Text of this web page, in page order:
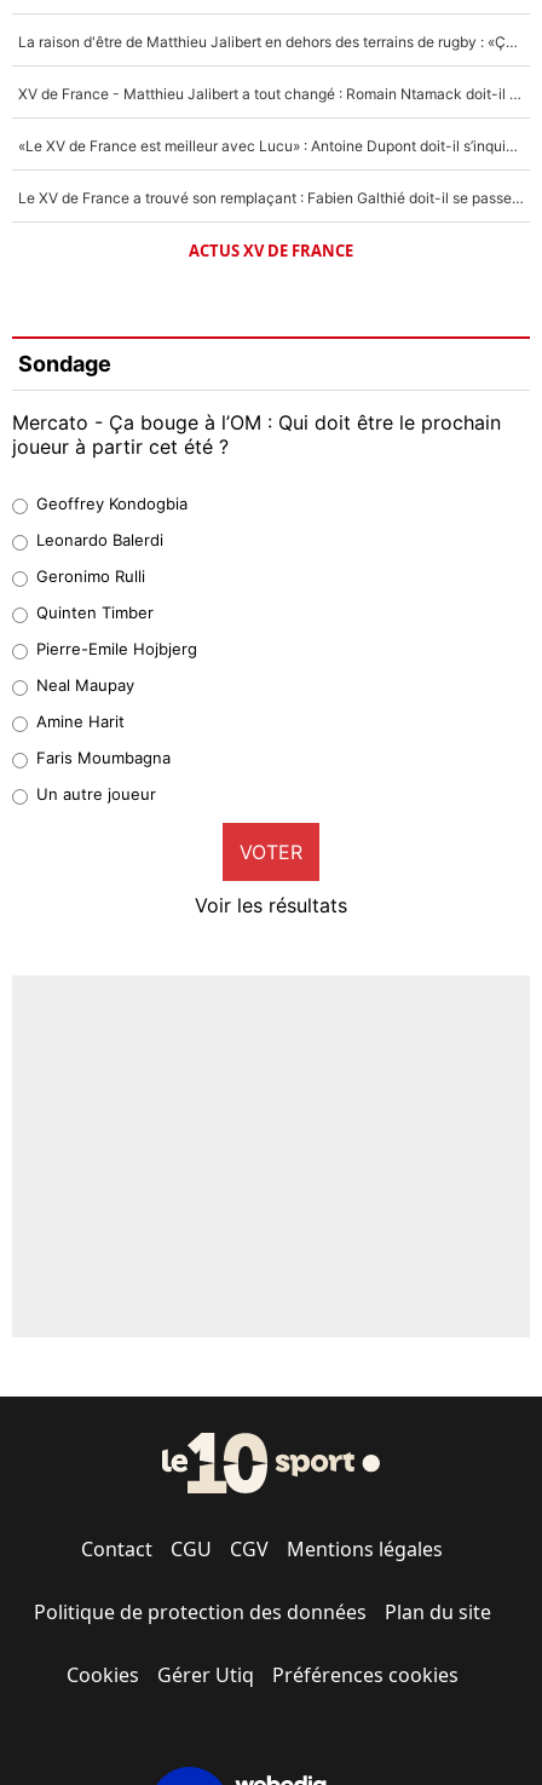
La raison d'être de Matthieu Jalibert en dehors des terrains de rugby : «Ça m'atteint autant que si tu touches à un membre de ma famille»
XV de France - Matthieu Jalibert a tout changé : Romain Ntamack doit-il s’inquiéter pour sa place à un an de la Coupe du monde ?
«Le XV de France est meilleur avec Lucu» : Antoine Dupont doit-il s’inquiéter pour sa place ?
Le XV de France a trouvé son remplaçant : Fabien Galthié doit-il se passer d'Antoine Dupont ?
ACTUS XV DE FRANCE
Sondage
Mercato - Ça bouge à l’OM : Qui doit être le prochain
joueur à partir cet été ?
38%
32%
5%
1%
9%
Geoffrey Kondogbia
Leonardo Balerdi
Geronimo Rulli
Quinten Timber
Pierre-Emile Hojbjerg
Neal Maupay
Amine Harit
Faris Moumbagna
Un autre joueur
VOTER
Voir les résultats
Contact CGU CGV Mentions légales
Politique de protection des données Plan du site
Cookies Gérer Utiq Préférences cookies